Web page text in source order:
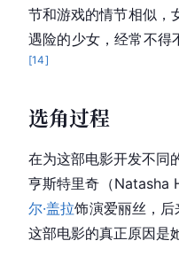
节和游戏的情节相似，
遇险的少女，经常不得
[14]
选角过程
在为这部电影开发不同
亨斯特里奇（Natasha
尔·盖拉饰演爱丽丝 ，
这部电影的真正原因是